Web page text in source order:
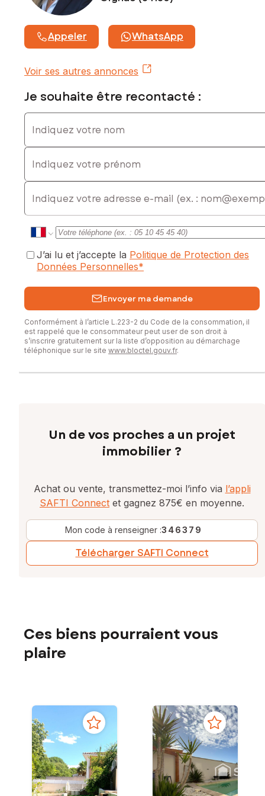
Appeler WhatsApp
Voir ses autres annonces
Je souhaite être recontacté :
Indiquez votre nom
Indiquez votre prénom
E-mail
J’ai lu et j’accepte la Politique de Protection des
Données Personnelles*
Envoyer ma demande
Conformément à l’article L.223-2 du Code de la consommation, il
est rappelé que le consommateur peut user de son droit à
s’inscrire gratuitement sur la liste d’opposition au démarchage
téléphonique sur le site www.bloctel.gouv.fr.
Un de vos proches a un projet
immobilier ?
Achat ou vente, transmettez-moi l’info via l’appli
SAFTI Connect et gagnez 875€ en moyenne.
Mon code à renseigner :346379
Télécharger SAFTI Connect
Ces biens pourraient vous
plaire